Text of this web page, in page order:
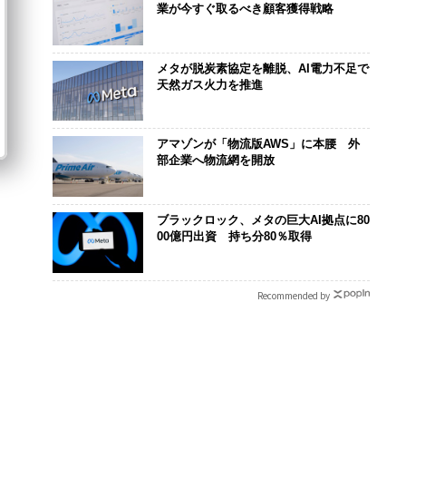
業が今すぐ取るべき顧客獲得戦略
メタが脱炭素協定を離脱、AI電力不足で
天然ガス火力を推進
アマゾンが「物流版AWS」に本腰 外
部企業へ物流網を開放
ブラックロック、メタの巨大AI拠点に80
00億円出資 持ち分80％取得
Recommended by